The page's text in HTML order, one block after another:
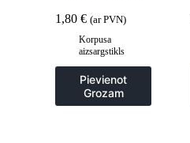
līmējamam rūdītam
stiklam – 2 gab.
1,80 € (ar PVN)
Korpusa
aizsargstikls
Pievienot
Grozam